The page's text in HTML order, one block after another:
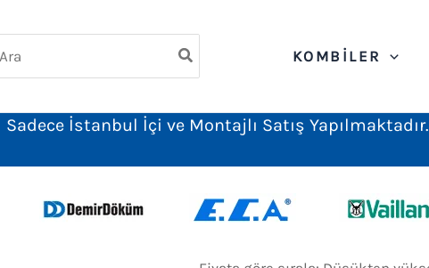
KOMBILER
Sadece İstanbul İçi ve Montajlı Satış Yapılmaktadır.